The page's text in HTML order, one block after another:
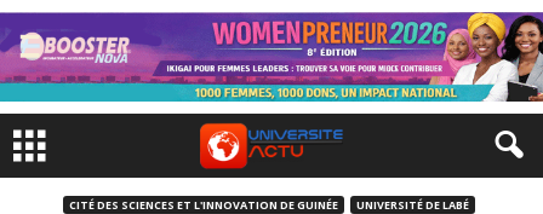
CITÉ DES SCIENCES ET L'INNOVATION DE GUINÉE UNIVERSITÉ DE LABÉ